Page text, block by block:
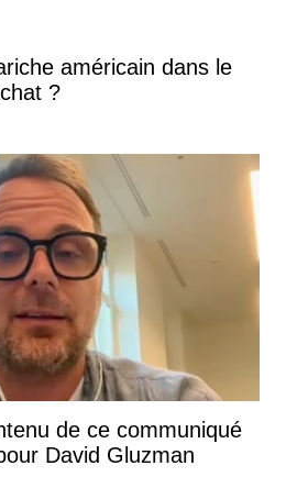
américain dans le
?
de ce communiqué
David Gluzman